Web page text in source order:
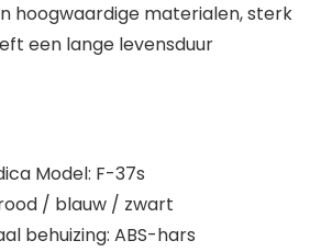
hoogwaardige materialen, sterk
een lange levensduur
Model: F-37s
/ blauw / zwart
behuizing: ABS-hars